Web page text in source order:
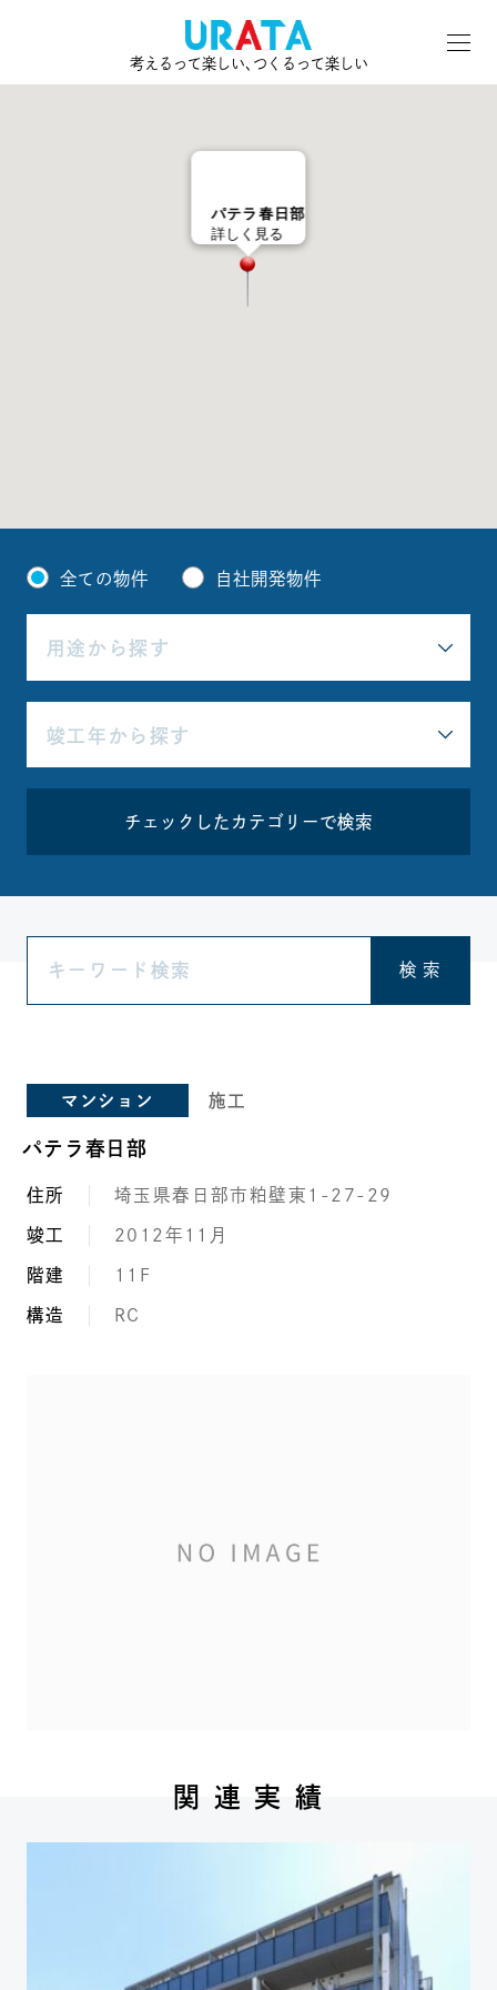
考えるって楽しい､つくるって楽しい
パテラ春日部
詳しく見る
全ての物件 自社開発物件
チェックしたカテゴリーで検索
検 索
マンション 施工
パテラ春日部
住所 埼玉県春日部市粕壁東1-27-29
竣工 2012年11月
階建 11F
構造 RC
関 連 実 績